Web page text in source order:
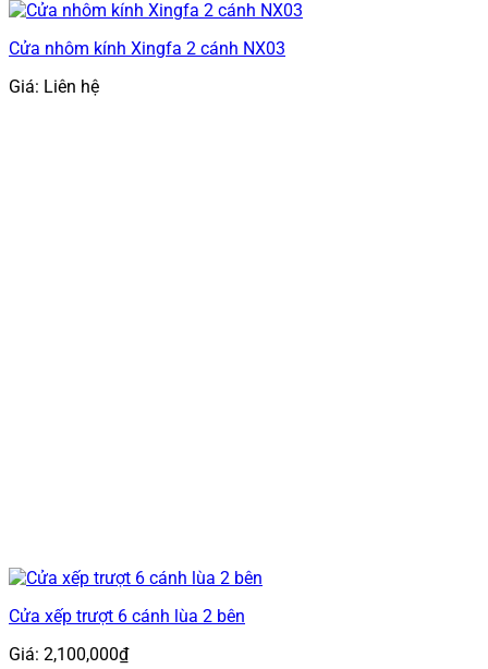
Cửa nhôm kính Xingfa 2 cánh NX03
Giá: Liên hệ
Cửa xếp trượt 6 cánh lùa 2 bên
Giá: 2,100,000₫